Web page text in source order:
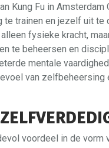
Kung Fu in
trainen en jezelf uit te
fysieke kracht,
te beheersen en
mentale
van zelfbeheersing
voordeel in de vorm